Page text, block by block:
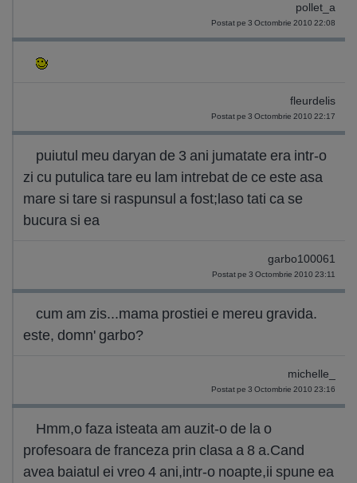
pollet_a
Postat pe 3 Octombrie 2010 22:08
fleurdelis
Postat pe 3 Octombrie 2010 22:17
puiutul meu daryan de 3 ani jumatate era intr-o
zi cu putulica tare eu lam intrebat de ce este asa
mare si tare si raspunsul a fost;laso tati ca se
bucura si ea
garbo100061
Postat pe 3 Octombrie 2010 23:11
cum am zis...mama prostiei e mereu gravida.
este, domn' garbo?
michelle_
Postat pe 3 Octombrie 2010 23:16
Hmm,o faza isteata am auzit-o de la o
profesoara de franceza prin clasa a 8 a.Cand
avea baiatul ei vreo 4 ani,intr-o noapte,ii spune ea